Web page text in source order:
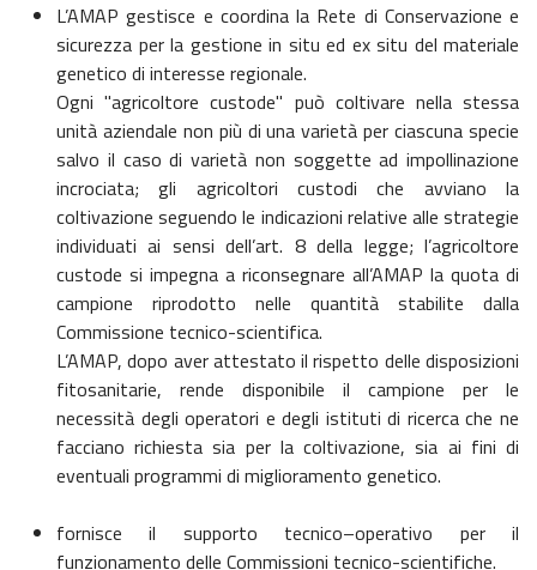
L’AMAP gestisce e coordina la Rete di Conservazione e
sicurezza per la gestione in situ ed ex situ del materiale
genetico di interesse regionale.
Ogni "agricoltore custode" può coltivare nella stessa
unità aziendale non più di una varietà per ciascuna specie
salvo il caso di varietà non soggette ad impollinazione
incrociata; gli agricoltori custodi che avviano la
coltivazione seguendo le indicazioni relative alle strategie
individuati ai sensi dell’art. 8 della legge; l’agricoltore
custode si impegna a riconsegnare all’AMAP la quota di
campione riprodotto nelle quantità stabilite dalla
Commissione tecnico-scientifica.
L’AMAP, dopo aver attestato il rispetto delle disposizioni
fitosanitarie, rende disponibile il campione per le
necessità degli operatori e degli istituti di ricerca che ne
facciano richiesta sia per la coltivazione, sia ai fini di
eventuali programmi di miglioramento genetico.
fornisce il supporto tecnico–operativo per il
funzionamento delle Commissioni tecnico-scientifiche.